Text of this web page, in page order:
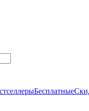
Бесплатные